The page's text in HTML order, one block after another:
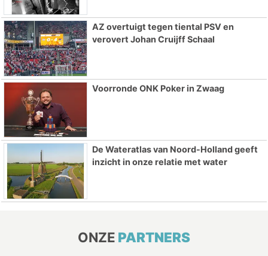
AZ overtuigt tegen tiental PSV en
verovert Johan Cruijff Schaal
Voorronde ONK Poker in Zwaag
De Wateratlas van Noord-Holland geeft
inzicht in onze relatie met water
ONZE PARTNERS